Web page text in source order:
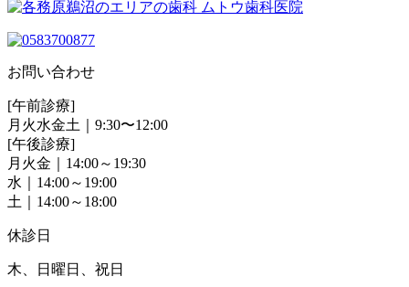
お問い合わせ
[午前診療]
月火水金土｜9:30〜12:00
[午後診療]
月火金｜14:00～19:30
水｜14:00～19:00
土｜14:00～18:00
休診日
木、日曜日、祝日